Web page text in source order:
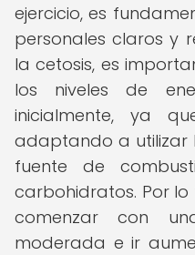
ejercicio, es
personales claros y
la cetosis, es
los niveles de
inicialmente, ya
adaptando a utilizar
fuente de
carbohidratos. Por
comenzar con
moderada e ir